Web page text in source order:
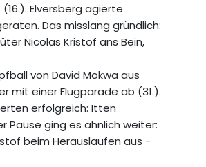
Elversberg agierte
Das misslang gründlich:
Nicolas Kristof ans Bein,
von David Mokwa aus
mit einer Flugparade ab (31.).
erfolgreich: Itten
Pause ging es ähnlich weiter:
beim Herauslaufen aus -